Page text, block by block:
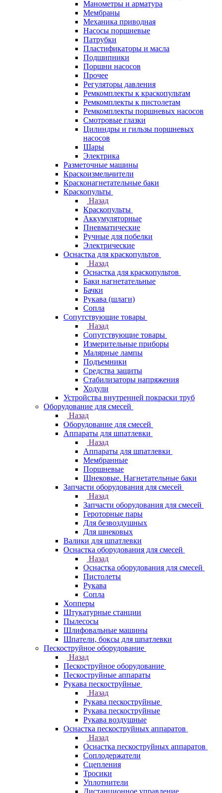
Манометры и арматура
Мембраны
Механика приводная
Насосы поршневые
Патрубки
Пластификаторы и масла
Подшипники
Поршни насосов
Прочее
Регуляторы давления
Ремкомплекты к краскопультам
Ремкомплекты к пистолетам
Ремкомплекты поршневых насосов
Смотровые глазки
Цилиндры и гильзы поршневых
насосов
Шары
Электрика
Разметочные машины
Краскоизмельчители
Красконагнетательные баки
Краскопульты
Назад
Краскопульты
Аккумуляторные
Пневматические
Ручные для побелки
Электрические
Оснастка для краскопультов
Назад
Оснастка для краскопультов
Баки нагнетательные
Бачки
Рукава (шлаги)
Сопла
Сопутствующие товары
Назад
Сопутствующие товары
Измерительные приборы
Малярные лампы
Подъемники
Средства защиты
Стабилизаторы напряжения
Ходули
Устройства внутренней покраски труб
Оборудование для смесей
Назад
Оборудование для смесей
Аппараты для шпатлевки
Назад
Аппараты для шпатлевки
Мембранные
Поршневые
Шнековые. Нагнетательные баки
Запчасти оборудования для смесей
Назад
Запчасти оборудования для смесей
Героторные пары
Для безвоздушных
Для шнековых
Валики для шпатлевки
Оснастка оборудования для смесей
Назад
Оснастка оборудования для смесей
Пистолеты
Рукава
Сопла
Хопперы
Штукатурные станции
Пылесосы
Шлифовальные машины
Шпатели, боксы для шпатлевки
Пескоструйное оборудование
Назад
Пескоструйное оборудование
Пескоструйные аппараты
Рукава пескоструйные
Назад
Рукава пескоструйные
Рукава пескоструйные
Рукава воздушные
Оснастка пескоструйных аппаратов
Назад
Оснастка пескоструйных аппаратов
Соплодержатели
Сцепления
Тросики
Уплотнители
Дистанционное управление